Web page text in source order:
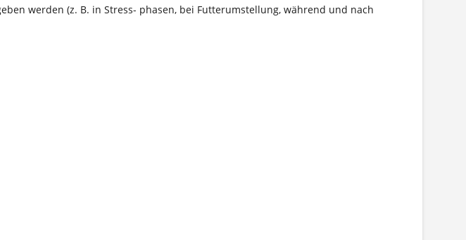
werden (z. B. in Stress- phasen, bei Futterumstellung, während und nach